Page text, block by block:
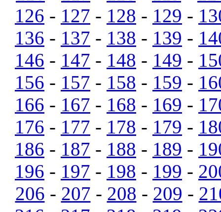
126 - 127 - 128 - 129 -
136 - 137 - 138 - 139 -
146 - 147 - 148 - 149 -
156 - 157 - 158 - 159 -
166 - 167 - 168 - 169 -
176 - 177 - 178 - 179 -
186 - 187 - 188 - 189 -
196 - 197 - 198 - 199 -
206 - 207 - 208 - 209 -